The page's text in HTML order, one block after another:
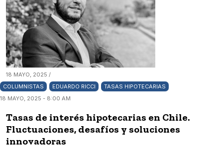
18 MAYO, 2025 /
COLUMNISTAS
EDUARDO RICCI
TASAS HIPOTECARIAS
18 MAYO, 2025 - 8:00 AM
Tasas de interés hipotecarias en Chile.
Fluctuaciones, desafíos y soluciones
innovadoras